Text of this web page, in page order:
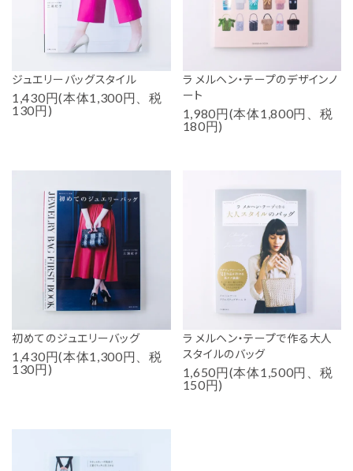
ジュエリーバッグスタイル
1,430円(本体1,300円、税
130円)
ラ メルヘン・テープのデザインノ
ート
1,980円(本体1,800円、税
180円)
初めてのジュエリーバッグ
1,430円(本体1,300円、税
130円)
ラ メルヘン・テープで作る大人
スタイルのバッグ
1,650円(本体1,500円、税
150円)